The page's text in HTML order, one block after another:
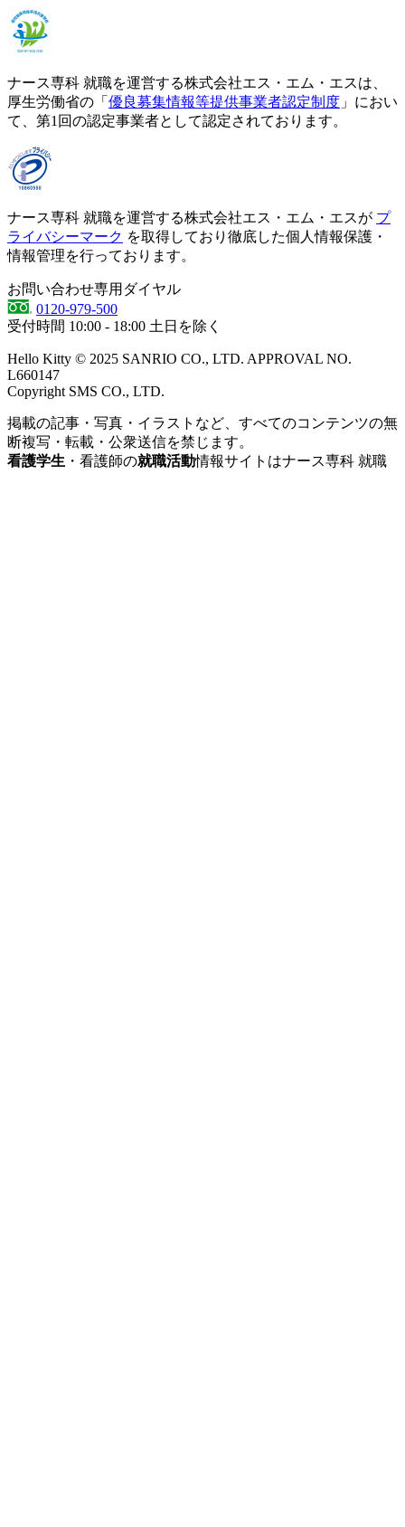
ナース専科 就職を運営する株式会社エス・エム・エスは、
厚生労働省の「 優良募集情報等提供事業者認定制度 」におい
て、第1回の認定事業者として認定されております。
ナース専科 就職を運営する株式会社エス・エム・エスが プ
ライバシーマーク を取得しており徹底した個人情報保護・
情報管理を行っております。
お問い合わせ専用ダイヤル
0120-979-500
受付時間 10:00 - 18:00 土日を除く
Hello Kitty © 2025 SANRIO CO., LTD. APPROVAL NO.
L660147
Copyright SMS CO., LTD.
掲載の記事・写真・イラストなど、すべてのコンテンツの無
断複写・転載・公衆送信を禁じます。
看護学生 ・看護師の就職活動情報サイトはナース専科 就職